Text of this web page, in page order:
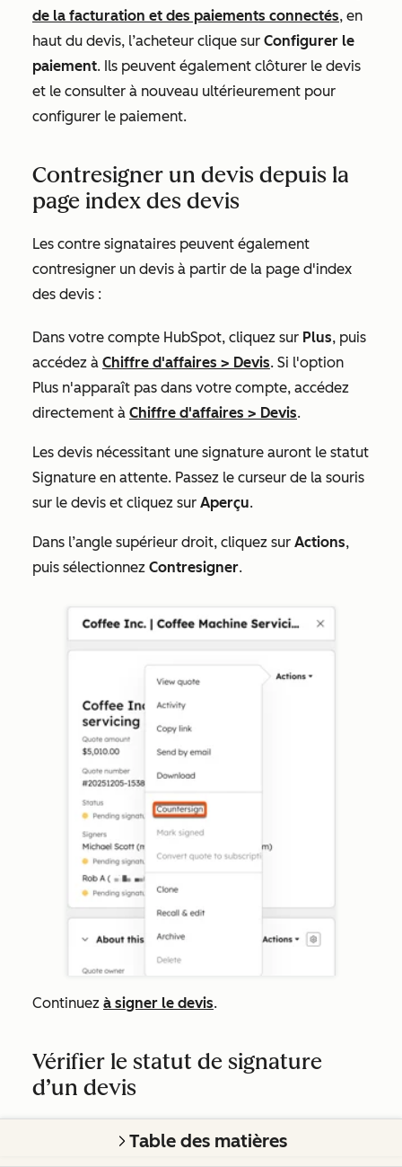
de la facturation et des paiements connectés, en
haut du devis, l’acheteur clique sur Configurer le
paiement. Ils peuvent également clôturer le devis
et le consulter à nouveau ultérieurement pour
configurer le paiement.
Contresigner un devis depuis la
page index des devis
Les contre signataires peuvent également
contresigner un devis à partir de la page d'index
des devis :
Dans votre compte HubSpot, cliquez sur Plus, puis
accédez à Chiffre d'affaires > Devis. Si l'option
Plus n'apparaît pas dans votre compte, accédez
directement à Chiffre d'affaires > Devis.
Les devis nécessitant une signature auront le statut
Signature en attente. Passez le curseur de la souris
sur le devis et cliquez sur Aperçu.
Dans l’angle supérieur droit, cliquez sur Actions,
puis sélectionnez Contresigner.
Continuez à signer le devis.
Vérifier le statut de signature
d’un devis
Dans votre compte HubSpot, cliquez sur
Table des matières